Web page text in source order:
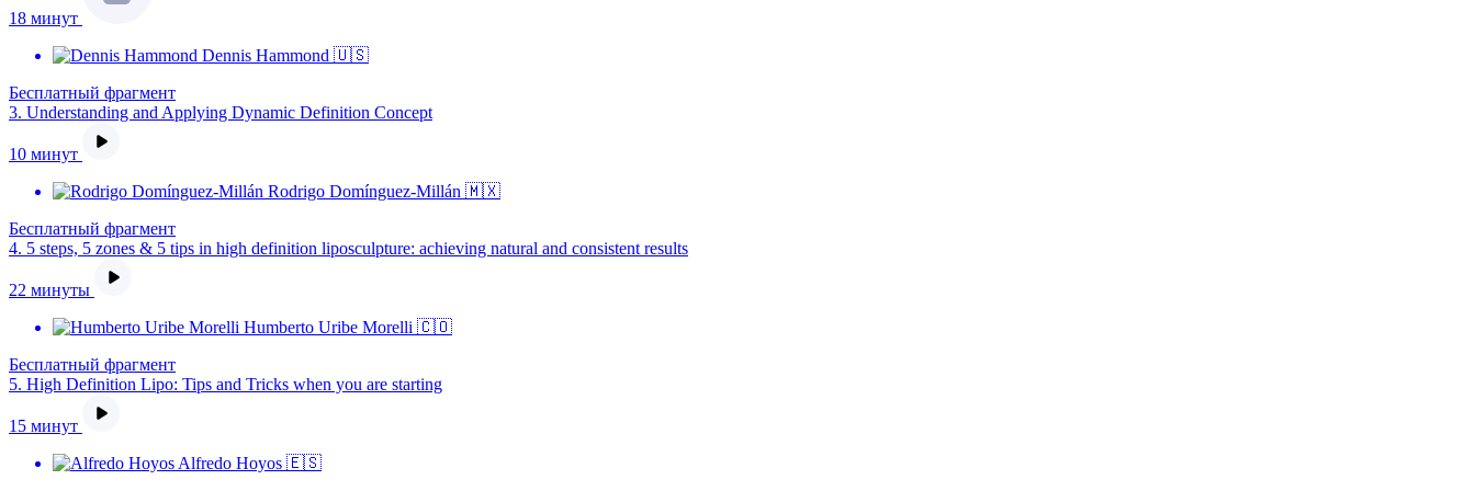
18 минут
Dennis Hammond 🇺🇸
Бесплатный фрагмент
3. Understanding and Applying Dynamic Definition Concept
10 минут
Rodrigo Domínguez-Millán 🇲🇽
Бесплатный фрагмент
4. 5 steps, 5 zones & 5 tips in high definition liposculpture: achieving natural and consistent results
22 минуты
Humberto Uribe Morelli 🇨🇴
Бесплатный фрагмент
5. High Definition Lipo: Tips and Tricks when you are starting
15 минут
Alfredo Hoyos 🇪🇸